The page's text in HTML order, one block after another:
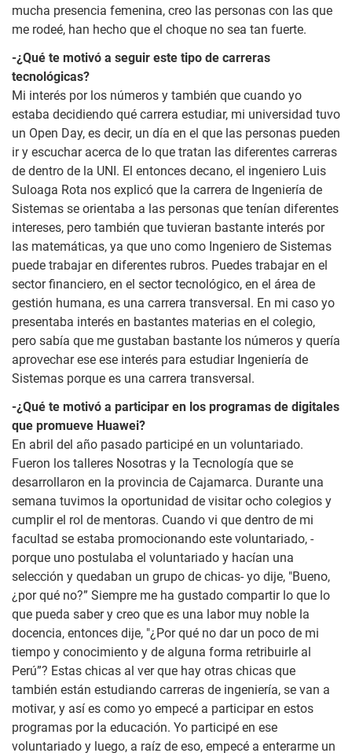
mucha presencia femenina, creo las personas con las que
me rodeé, han hecho que el choque no sea tan fuerte.
-¿Qué te motivó a seguir este tipo de carreras
tecnológicas?
Mi interés por los números y también que cuando yo
estaba decidiendo qué carrera estudiar, mi universidad tuvo
un Open Day, es decir, un día en el que las personas pueden
ir y escuchar acerca de lo que tratan las diferentes carreras
de dentro de la UNI. El entonces decano, el ingeniero Luis
Suloaga Rota nos explicó que la carrera de Ingeniería de
Sistemas se orientaba a las personas que tenían diferentes
intereses, pero también que tuvieran bastante interés por
las matemáticas, ya que uno como Ingeniero de Sistemas
puede trabajar en diferentes rubros. Puedes trabajar en el
sector financiero, en el sector tecnológico, en el área de
gestión humana, es una carrera transversal. En mi caso yo
presentaba interés en bastantes materias en el colegio,
pero sabía que me gustaban bastante los números y quería
aprovechar ese ese interés para estudiar Ingeniería de
Sistemas porque es una carrera transversal.
-¿Qué te motivó a participar en los programas de digitales
que promueve Huawei?
En abril del año pasado participé en un voluntariado.
Fueron los talleres Nosotras y la Tecnología que se
desarrollaron en la provincia de Cajamarca. Durante una
semana tuvimos la oportunidad de visitar ocho colegios y
cumplir el rol de mentoras. Cuando vi que dentro de mi
facultad se estaba promocionando este voluntariado, -
porque uno postulaba el voluntariado y hacían una
selección y quedaban un grupo de chicas- yo dije, "Bueno,
¿por qué no?” Siempre me ha gustado compartir lo que lo
que pueda saber y creo que es una labor muy noble la
docencia, entonces dije, "¿Por qué no dar un poco de mi
tiempo y conocimiento y de alguna forma retribuirle al
Perú”? Estas chicas al ver que hay otras chicas que
también están estudiando carreras de ingeniería, se van a
motivar, y así es como yo empecé a participar en estos
programas por la educación. Yo participé en ese
voluntariado y luego, a raíz de eso, empecé a enterarme un